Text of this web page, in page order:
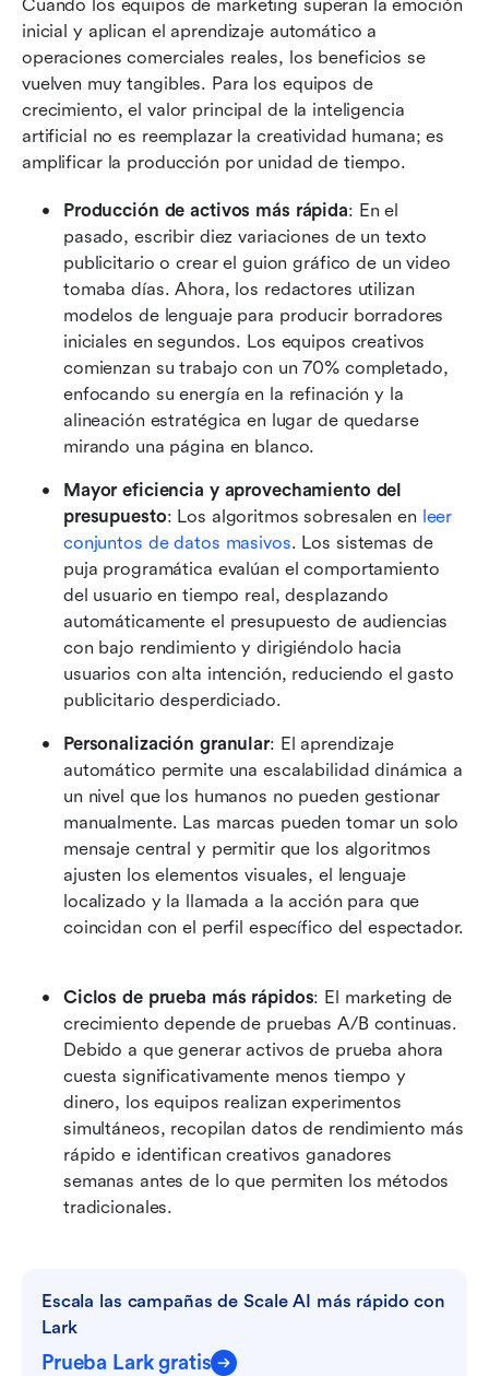
Cuando los equipos de marketing superan la emoción
inicial y aplican el aprendizaje automático a
operaciones comerciales reales, los beneficios se
vuelven muy tangibles. Para los equipos de
crecimiento, el valor principal de la inteligencia
artificial no es reemplazar la creatividad humana; es
amplificar la producción por unidad de tiempo.
Producción de activos más rápida: En el
pasado, escribir diez variaciones de un texto
publicitario o crear el guion gráfico de un video
tomaba días. Ahora, los redactores utilizan
modelos de lenguaje para producir borradores
iniciales en segundos. Los equipos creativos
comienzan su trabajo con un 70% completado,
enfocando su energía en la refinación y la
alineación estratégica en lugar de quedarse
mirando una página en blanco.
Mayor eficiencia y aprovechamiento del
presupuesto: Los algoritmos sobresalen en leer
conjuntos de datos masivos. Los sistemas de
puja programática evalúan el comportamiento
del usuario en tiempo real, desplazando
automáticamente el presupuesto de audiencias
con bajo rendimiento y dirigiéndolo hacia
usuarios con alta intención, reduciendo el gasto
publicitario desperdiciado.
Personalización granular: El aprendizaje
automático permite una escalabilidad dinámica a
un nivel que los humanos no pueden gestionar
manualmente. Las marcas pueden tomar un solo
mensaje central y permitir que los algoritmos
ajusten los elementos visuales, el lenguaje
localizado y la llamada a la acción para que
Ciclos de prueba más rápidos: El marketing de
crecimiento depende de pruebas A/B continuas.
Debido a que generar activos de prueba ahora
cuesta significativamente menos tiempo y
dinero, los equipos realizan experimentos
simultáneos, recopilan datos de rendimiento más
rápido e identifican creativos ganadores
semanas antes de lo que permiten los métodos
tradicionales.
Escala las campañas de Scale AI más rápido con
Lark
Prueba Lark gratis